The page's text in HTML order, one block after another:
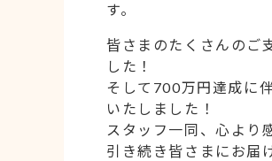
す。
皆さまのたくさんのご
した！
そして700万円達成に
いたしました！
スタッフ一同、心より
引き続き皆さまにお届